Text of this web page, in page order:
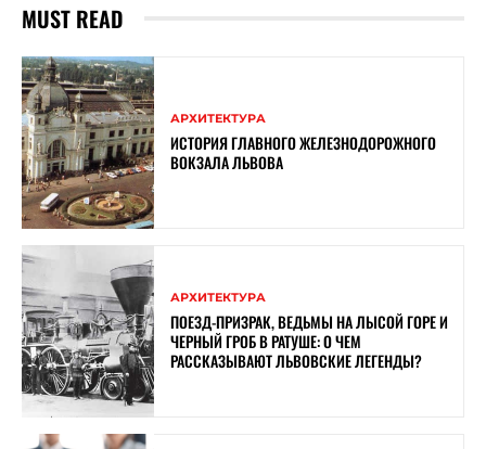
MUST READ
АРХИТЕКТУРА
ИСТОРИЯ ГЛАВНОГО ЖЕЛЕЗНОДОРОЖНОГО
ВОКЗАЛА ЛЬВОВА
АРХИТЕКТУРА
ПОЕЗД-ПРИЗРАК, ВЕДЬМЫ НА ЛЫСОЙ ГОРЕ И
ЧЕРНЫЙ ГРОБ В РАТУШЕ: О ЧЕМ
РАССКАЗЫВАЮТ ЛЬВОВСКИЕ ЛЕГЕНДЫ?